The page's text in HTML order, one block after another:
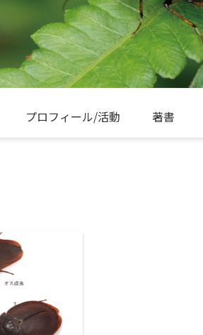
プロフィール/活動 著書